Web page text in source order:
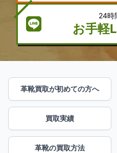
24時
お手軽
革靴買取が初めての方へ
買取実績
革靴の買取方法